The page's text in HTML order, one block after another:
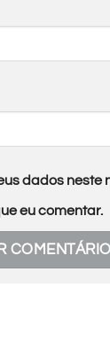
dados neste
eu comentar.